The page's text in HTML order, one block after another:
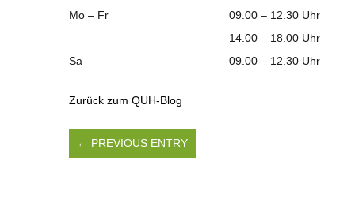
Mo – Fr
09.00 – 12.30 Uhr
14.00 – 18.00 Uhr
Sa
09.00 – 12.30 Uhr
Zurück zum QUH-Blog
← PREVIOUS ENTRY